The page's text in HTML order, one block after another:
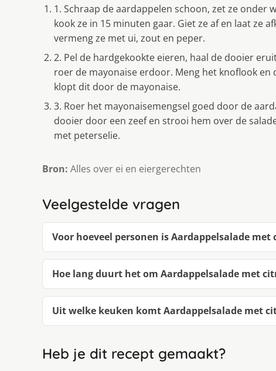
1. Schraap de aardappelen schoon, zet ze onder
kook ze in 15 minuten gaar. Giet ze af en laat ze
vermeng ze met ui, zout en peper.
2. Pel de hardgekookte eieren, haal de dooier
roer de mayonaise erdoor. Meng het knoflook
klopt dit door de mayonaise.
3. Roer het mayonaisemengsel goed door de
dooier door een zeef en strooi hem over de
met peterselie.
Bron: Alles over ei en eiergerechten
Veelgestelde vragen
Voor hoeveel personen is Aardappelsalade met
Hoe lang duurt het om Aardappelsalade met
Uit welke keuken komt Aardappelsalade met
Heb je dit recept gemaakt?